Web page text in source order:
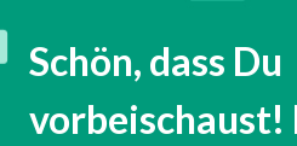
Schön, dass Du